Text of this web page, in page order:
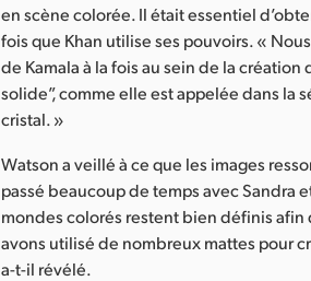
en scène colorée. Il était essentiel
fois que Khan utilise ses pouvoirs. «
de Kamala à la fois au sein de la création
solide”, comme elle est appelée dans la
cristal. »
Watson a veillé à ce que les images
passé beaucoup de temps avec Sandra
mondes colorés restent bien définis
avons utilisé de nombreux mattes pour
a-t-il révélé.